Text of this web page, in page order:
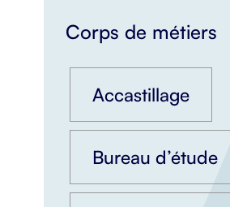
Corps de métiers
Accastillage
Bureau d’étude